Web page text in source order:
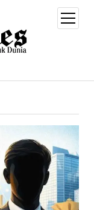
open
menu